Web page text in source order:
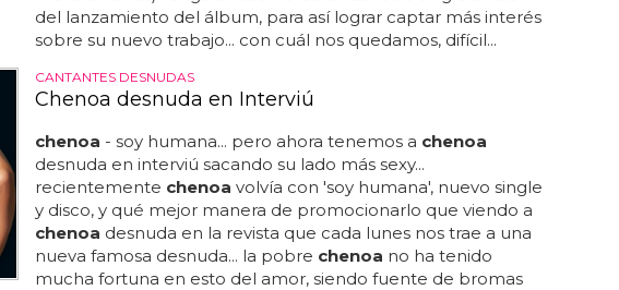
del lanzamiento del álbum, para así lograr captar más interés
sobre su nuevo trabajo... con cuál nos quedamos, difícil...
CANTANTES DESNUDAS
Chenoa desnuda en Interviú
chenoa - soy humana... pero ahora tenemos a chenoa
desnuda en interviú sacando su lado más sexy...
recientemente chenoa volvía con 'soy humana', nuevo single
y disco, y qué mejor manera de promocionarlo que viendo a
chenoa desnuda en la revista que cada lunes nos trae a una
nueva famosa desnuda... la pobre chenoa no ha tenido
mucha fortuna en esto del amor, siendo fuente de bromas